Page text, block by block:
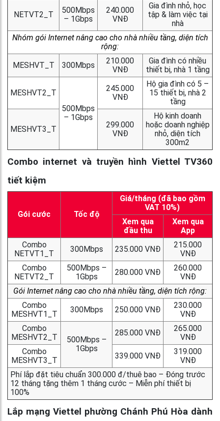
NETVT2_T
500Mbps
– 1Gbps
240.000
VNĐ
Gia đình nhỏ, học
tập & làm việc tại
nhà
Nhóm gói Internet nâng cao cho nhà nhiều tầng, diện tích
rộng:
MESHVT_T
300Mbps
210.000
VNĐ
Gia đình có nhiều
thiết bị, nhà 1 tầng
MESHVT2_T
500Mbps
– 1Gbps
245.000
VNĐ
Hộ gia đình có 5 –
15 thiết bị, nhà 2
tầng
MESHVT3_T
299.000
VNĐ
Hộ kinh doanh
hoặc doanh nghiệp
nhỏ, diện tích
300m2
Combo internet và truyền hình Viettel TV360
tiết kiệm
Gói cước Tốc độ
Giá/tháng (đã bao gồm
VAT 10%)
Xem qua
đầu thu
Xem qua
App
Combo
NETVT1_T
300Mbps 235.000 VNĐ
215.000
VNĐ
Combo
NETVT2_T
500Mbps –
1Gbps
280.000 VNĐ
260.000
VNĐ
Gói Internet nâng cao cho nhà nhiều tầng, diện tích rộng:
Combo
MESHVT1_T
300Mbps 250.000 VNĐ
230.000
VNĐ
Combo
MESHVT2_T
500Mbps –
1Gbps
285.000 VNĐ
265.000
VNĐ
Combo
MESHVT3_T
339.000 VNĐ
319.000
VNĐ
Phí lắp đặt tiêu chuẩn 300.000 đ/thuê bao – Đóng trước
12 tháng tặng thêm 1 tháng cước – Miễn phí thiết bị
100%
Lắp mạng Viettel phường Chánh Phú Hòa dành